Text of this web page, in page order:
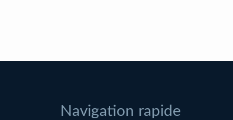
Navigation rapide